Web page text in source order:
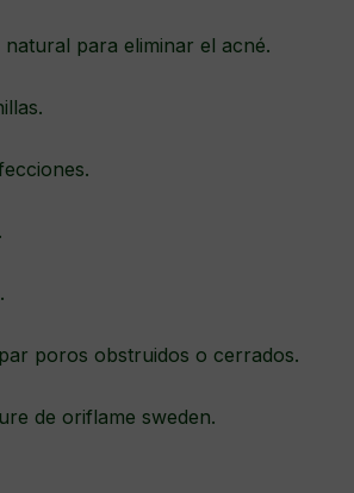
para eliminar el acné.
poros obstruidos o cerrados.
de oriflame sweden.